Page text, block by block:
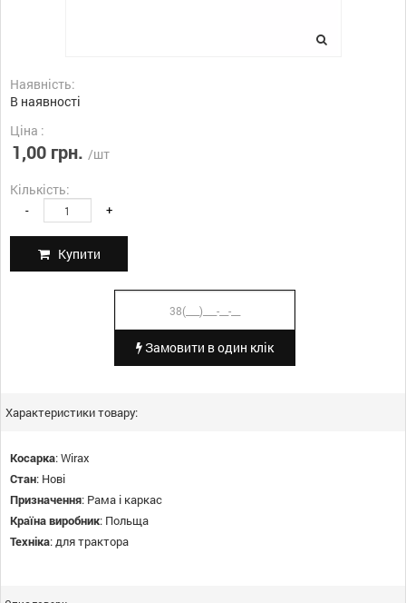
Наявність:
В наявності
Ціна :
1,00 грн. /шт
Кількість:
- +
Купити
Замовити в один клік
Характеристики товару:
Косарка:Wirax
Стан: Нові
Призначення: Рама і каркас
Країна виробник: Польща
Техніка:для трактора